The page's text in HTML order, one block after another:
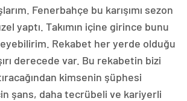
Fenerbahçe bu karışımı sezon
yaptı. Takımın içine girince bunu
Rekabet her yerde olduğu
derecede var. Bu rekabetin bizi
kimsenin şüphesi
şans, daha tecrübeli ve kariyerli